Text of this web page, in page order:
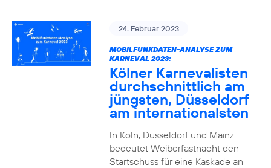
24. Februar 2023
MOBILFUNKDATEN-ANALYSE ZUM
KARNEVAL 2023:
Kölner Karnevalisten
durchschnittlich am
jüngsten, Düsseldorf
am internationalsten
In Köln, Düsseldorf und Mainz
bedeutet Weiberfastnacht den
Startschuss für eine Kaskade an